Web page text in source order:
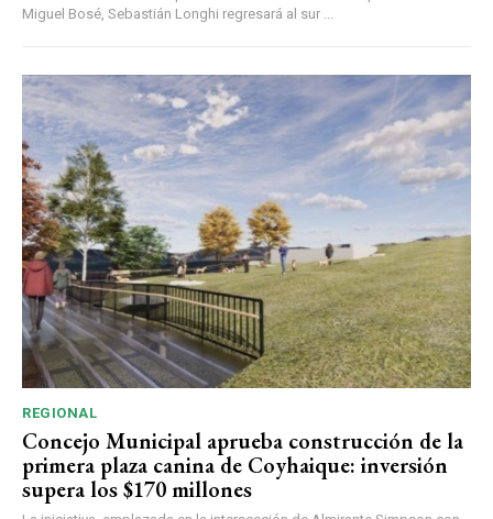
Miguel Bosé, Sebastián Longhi regresará al sur ...
REGIONAL
Concejo Municipal aprueba construcción de la
primera plaza canina de Coyhaique: inversión
supera los $170 millones